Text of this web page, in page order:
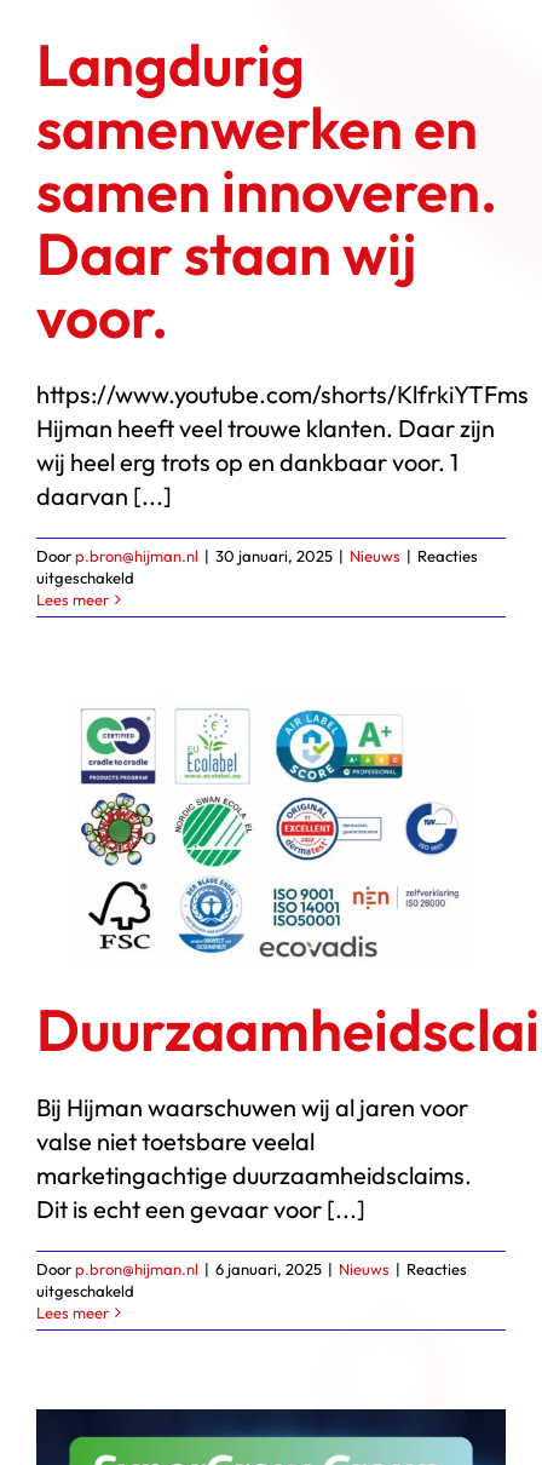
via
SynerGrow
Langdurig
samenwerken en
samen innoveren.
Daar staan wij
voor.
https://www.youtube.com/shorts/KlfrkiYTFms
Hijman heeft veel trouwe klanten. Daar zijn
wij heel erg trots op en dankbaar voor. 1
daarvan [...]
Doorp.bron@hijman.nl | 30 januari, 2025 | Nieuws | Reacties
uitgeschakeld
samenwerken
Daar
staan
wij
voor.
Lees meer
Bij Hijman waarschuwen wij al jaren voor
valse niet toetsbare veelal
marketingachtige duurzaamheidsclaims.
Dit is echt een gevaar voor [...]
Doorp.bron@hijman.nl | 6 januari, 2025 | Nieuws | Reacties
uitgeschakeld
Lees meer